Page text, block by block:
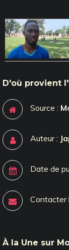
D'où provient
Source :
Auteur :
Date de
Contacter
À la Une sur